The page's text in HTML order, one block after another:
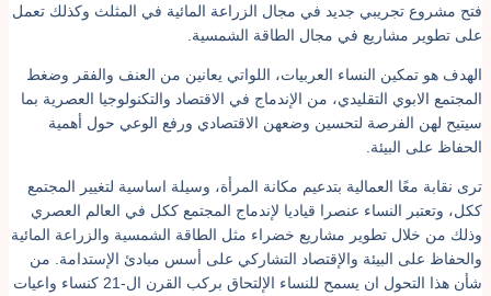
فتح مشروع تجريبي جديد في مجال الزراعة المائية في المثلث وكذلك تعمل
على تطوير مشاريع في مجال الطاقة الشمسية.
الهدف هو تمكين النساء العربيات، اللواتي يعانين من العنف والفقر وضغط
المجتمع الابوي التقليدي، من الإندماج في الاقتصاد والتكنولوجيا العصرية بما
سيتيح لهن الفرصة لتحسين وضعهن الاقتصادي ورفع الوعي حول أهمية
الحفاظ على البيئة.
ترى نقابة معًا العمالية بتدعيم مكانة المرأة، وسيلة اساسية لتغيير المجتمع
ككل، وتعتبر النساء عنصرا قياديا لإندماج المجتمع ككل في العالم العصري
وذلك من خلال تطوير مشاريع خضراء مثل الطاقة الشمسية والزراعة المائية
والحفاظ على البيئة والإقتصاد التشاركي على أسس مبادئ الإستدامة. من
شأن هذا التحول ان يسمح للنساء الإلتحاق بركب القرن ال-21 كنساء واعيات